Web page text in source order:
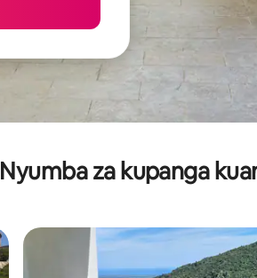
Nyumba za kupanga